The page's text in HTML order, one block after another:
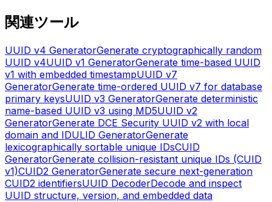
関連ツール
UUID v4 GeneratorGenerate cryptographically random
UUID v4UUID v1 GeneratorGenerate time-based UUID
v1 with embedded timestampUUID v7
GeneratorGenerate time-ordered UUID v7 for database
primary keysUUID v3 GeneratorGenerate deterministic
name-based UUID v3 using MD5UUID v2
GeneratorGenerate DCE Security UUID v2 with local
domain and IDULID GeneratorGenerate
lexicographically sortable unique IDsCUID
GeneratorGenerate collision-resistant unique IDs (CUID
v1)CUID2 GeneratorGenerate secure next-generation
CUID2 identifiersUUID DecoderDecode and inspect
UUID structure, version, and embedded data